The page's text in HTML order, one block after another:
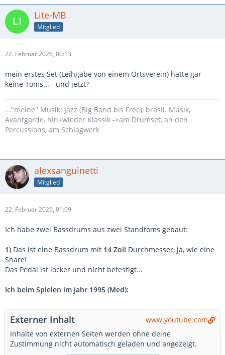
Lite-MB
Mitglied
22. Februar 2026, 00:13
mein erstes Set (Leihgabe von einem Ortsverein) hatte gar
keine Toms... - und jetzt?
..."meine" Musik: Jazz (Big Band bis Free), brasil. Musik,
Avantgarde, hin+wieder Klassik ->am Drumset, an den
Percussions, am Schlagwerk
alexsanguinetti
Mitglied
22. Februar 2026, 01:09
Ich habe zwei Bassdrums aus zwei Standtoms gebaut:
1) Das ist eine Bassdrum mit 14 Zoll Durchmesser, ja, wie eine
Snare!
Das Pedal ist locker und nicht befestigt...
Ich beim Spielen im Jahr 1995 (Med):
Externer Inhalt
www.youtube.com
Inhalte von externen Seiten werden ohne deine
Zustimmung nicht automatisch geladen und angezeigt.